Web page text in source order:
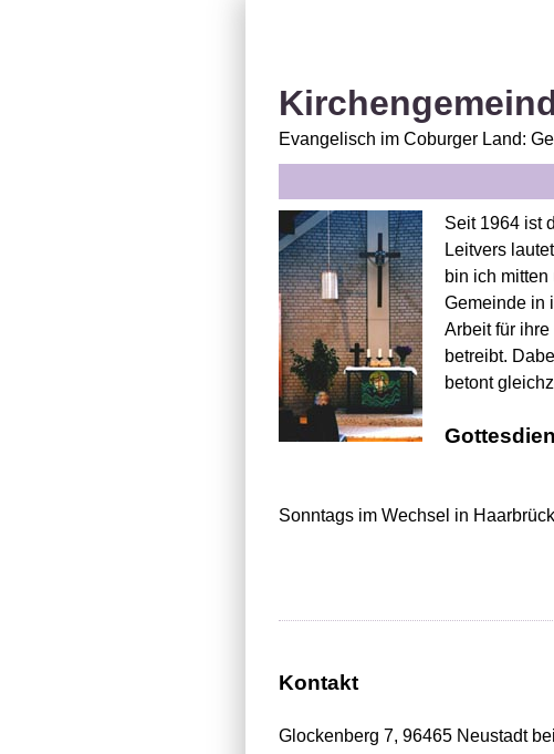
Evangelisch im Coburger Land:
Seit 1964 ist
Leitvers
bin ich
Gemeinde in
Arbeit für
betreibt.
betont
Sonntags im Wechsel in
Kontakt
Glockenberg 7, 96465 Neustadt